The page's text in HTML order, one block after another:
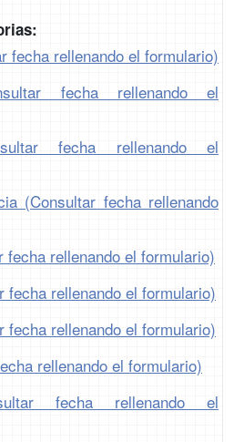
fecha rellenando el formulario)
fecha rellenando el
fecha rellenando el
(Consultar fecha rellenando
fecha rellenando el formulario)
fecha rellenando el formulario)
fecha rellenando el formulario)
rellenando el formulario)
fecha rellenando el